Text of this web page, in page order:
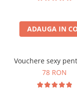
ADAUGA IN
Vouchere sexy
78 RON